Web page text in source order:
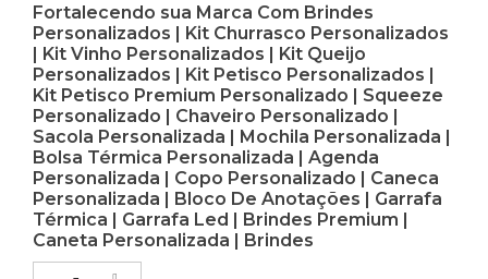
Fortalecendo sua Marca Com Brindes
Personalizados | Kit Churrasco Personalizados
| Kit Vinho Personalizados | Kit Queijo
Personalizados | Kit Petisco Personalizados |
Kit Petisco Premium Personalizado | Squeeze
Personalizado | Chaveiro Personalizado |
Sacola Personalizada | Mochila Personalizada |
Bolsa Térmica Personalizada | Agenda
Personalizada | Copo Personalizado | Caneca
Personalizada | Bloco De Anotações | Garrafa
Térmica | Garrafa Led | Brindes Premium |
Caneta Personalizada | Brindes